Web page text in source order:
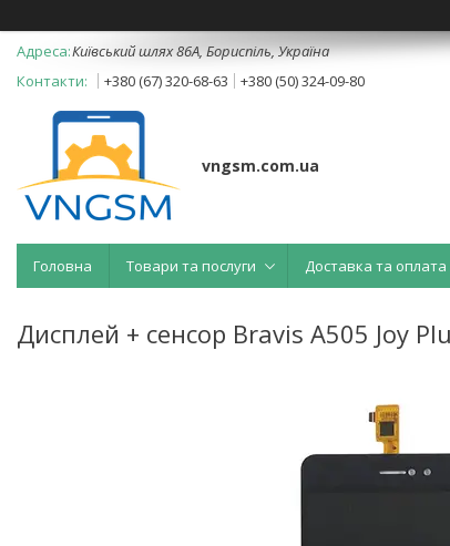
Київський шлях 86А, Бориспіль, Україна
+380 (67) 320-68-63
+380 (50) 324-09-80
vngsm.com.ua
Головна Товари та послуги Доставка та оплата
Дисплей + сенсор Bravis A505 Joy